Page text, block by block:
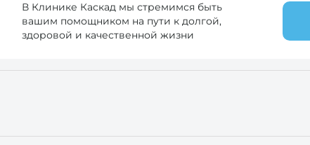
В Клинике Каскад мы стремимся быть
вашим помощником на пути к долгой,
здоровой и качественной жизни